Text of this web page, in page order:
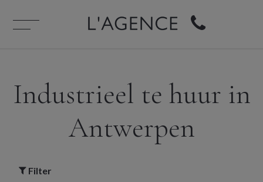
Industrieel te huur in
Antwerpen
Filter